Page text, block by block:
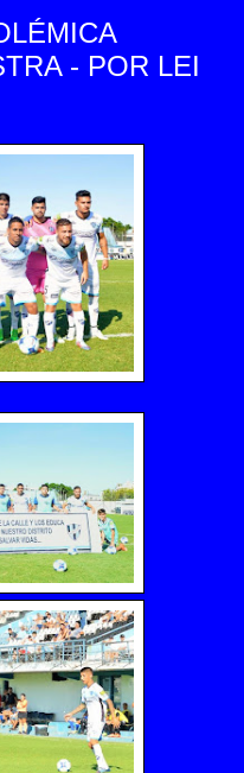
- POR LEI